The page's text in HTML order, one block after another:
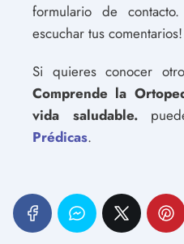
formulario de
escuchar tus comentarios!
Si quieres conocer
Comprende la
vida saludable.
Prédicas.